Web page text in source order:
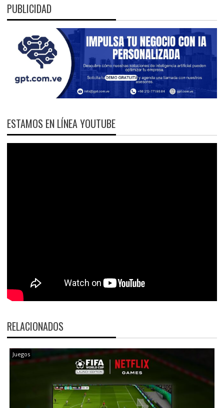
PUBLICIDAD
ESTAMOS EN LÍNEA YOUTUBE
RELACIONADOS
Juegos